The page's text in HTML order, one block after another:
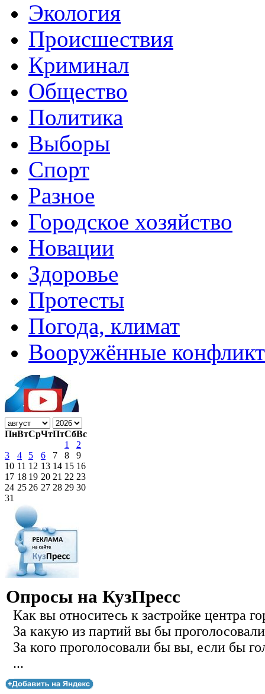
Экология
Происшествия
Криминал
Общество
Политика
Выборы
Спорт
Разное
Городское хозяйство
Новации
Здоровье
Протесты
Погода, климат
Вооружённые
ПнВтСрЧтПтСбВс
1
2
3
4 5 6 7 8
9
10 11 12 13 14 15 16
17 18 19 20 21 22 23
24 25 26 27 28 29 30
31
Опросы на КузПресс
Как вы относитесь к застройке центра
За какую из партий вы бы
За кого проголосовали бы вы, если бы
...